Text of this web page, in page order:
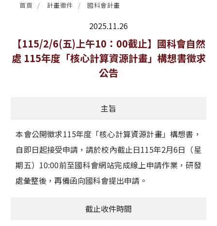
法規修訂
補助獎項
活動訊息
學術榮譽
其他
活動花絮
首頁 計畫徵件 國科會計畫
2025.11.26
最新消息
【115/2/6(五)上午10：00截止】國科會自然
處 115年度「核心計算資源計畫」構想書徵求
公告
主旨
本會公開徵求115年度「核心計算資源計畫」構想書，
自即日起接受申請，請於校內截止日115年2月6日（星
期五）10:00前至國科會網站完成線上申請作業，研發
處彙整後，再備函向國科會提出申請。
截止收件時間